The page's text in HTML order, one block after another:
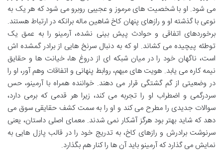
می شود. او با شخصیت های مرموز و عجیبی روبرو می شود که هر یک به
نوعی با گذشته او و رازهای پنهان کاخ شاهین ماله برانکه در ارتباط هستند.
برخوردهای اتفاقی و حوادث پیش بینی نشده، آرمینو را به عمق یک
توطئه پیچیده می کشاند. او که به دنبال سرنخ هایی از برادر گمشده اش
است، ناگهان خود را در میان شبکه ای از دروغ ها، خیانت ها و حقایق
نیمه کاره می یابد. هویت های مبهم، روابط پنهانی و اتفاقات وهم آور، او را
در وضعیتی از گم گشتگی قرار می دهند. خواننده همراه با آرمینو، حس
سردرگمی و اضطراب او را تجربه می کند، زیرا هر قدمی که برمی دارد،
سوالات جدیدی را مطرح می کند و او را به سمت کشف حقایقی سوق می
دهد که شاید بهتر بود هرگز آشکار نمی شدند. معمای اصلی داستان، یعنی
سرنوشت برادرش و رازهای کاخ، به تدریج خود را در قالب پازل هایی به
نمایش می گذارد که آرمینو باید آن ها را کنار هم بگذارد.